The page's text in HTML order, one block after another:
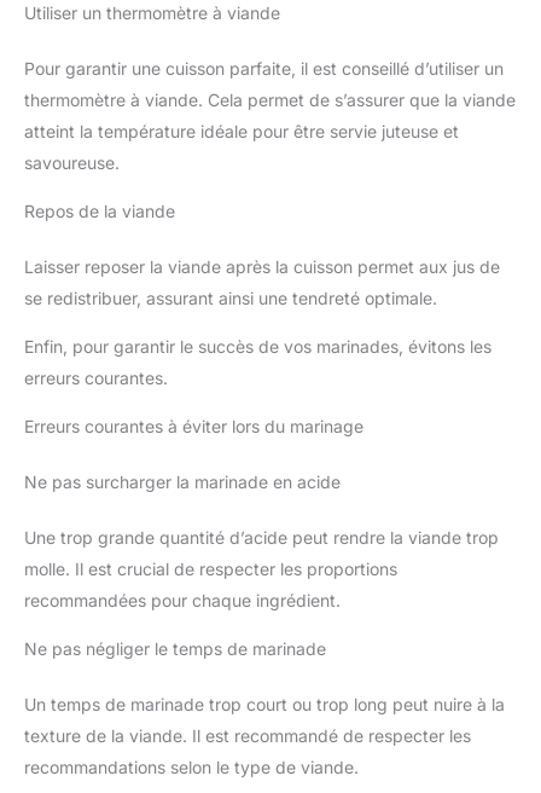
Utiliser un thermomètre à viande
Pour garantir une cuisson parfaite, il est conseillé d’utiliser un
thermomètre à viande. Cela permet de s’assurer que la viande
atteint la température idéale pour être servie juteuse et
savoureuse.
Repos de la viande
Laisser reposer la viande après la cuisson permet aux jus de
se redistribuer, assurant ainsi une tendreté optimale.
Enfin, pour garantir le succès de vos marinades, évitons les
erreurs courantes.
Erreurs courantes à éviter lors du marinage
Ne pas surcharger la marinade en acide
Une trop grande quantité d’acide peut rendre la viande trop
molle. Il est crucial de respecter les proportions
recommandées pour chaque ingrédient.
Ne pas négliger le temps de marinade
Un temps de marinade trop court ou trop long peut nuire à la
texture de la viande. Il est recommandé de respecter les
recommandations selon le type de viande.